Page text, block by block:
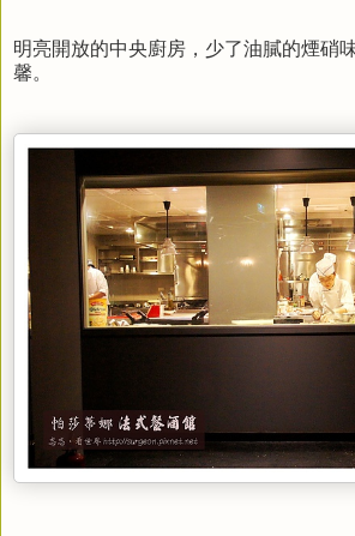
明亮開放的中央廚房，少了油膩的煙硝
馨。